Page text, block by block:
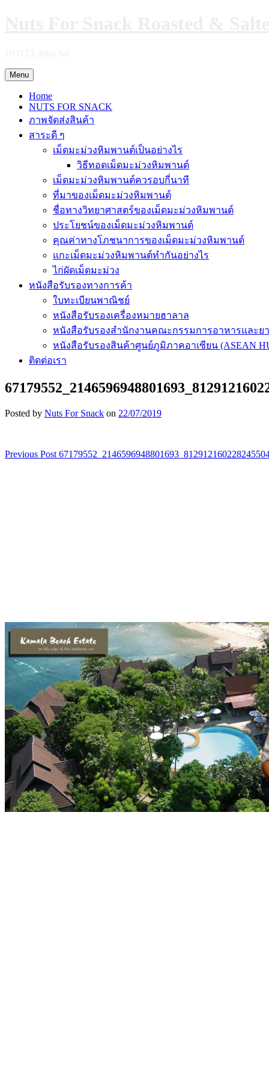
Menu
Home
NUTS FOR SNACK
ภาพจัดส่งสินค้า
สาระดี ๆ
เม็ดมะม่วงหิมพานต์เป็นอย่างไร
วิธีทอดเม็ดมะม่วงหิมพานต์
เม็ดมะม่วงหิมพานต์ควรอบกี่นาที
ที่มาของเม็ดมะม่วงหิมพานต์
ชื่อทางวิทยาศาสตร์ของเม็ดมะม่วงหิมพานต์
ประโยชน์ของเม็ดมะม่วงหิมพานต์
คุณค่าทางโภชนาการของเม็ดมะม่วงหิมพานต์
แกะเม็ดมะม่วงหิมพานต์ทำกันอย่างไร
ไก่ผัดเม็ดมะม่วง
หนังสือรับรองทางการค้า
ใบทะเบียนพาณิชย์
หนังสือรับรองเครื่องหมายฮาลาล
หนังสือรับรองสำนักงานคณะกรรมการอาหารและยา
หนังสือรับรองสินค้าศูนย์ภูมิภาคอาเซียน (ASEAN
ติดต่อเรา
Posted by Nuts For Snack on 22/07/2019
เมนู
Previous Post